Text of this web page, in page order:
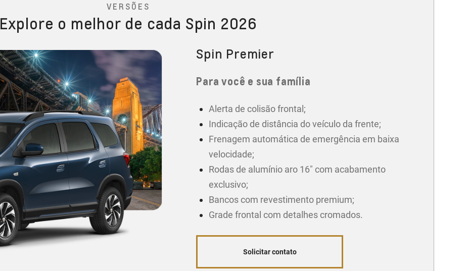
VERSÕES
Explore o melhor de cada Spin 2026
Spin Premier
Para você e sua família
Alerta de colisão frontal;
Indicação de distância do veículo da frente;
Frenagem automática de emergência em baixa
velocidade;
Rodas de alumínio aro 16" com acabamento
exclusivo;
Bancos com revestimento premium;
Grade frontal com detalhes cromados.
Solicitar contato